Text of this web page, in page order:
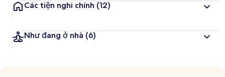
Các tiện nghi chính (12)
Như đang ở nhà (6)